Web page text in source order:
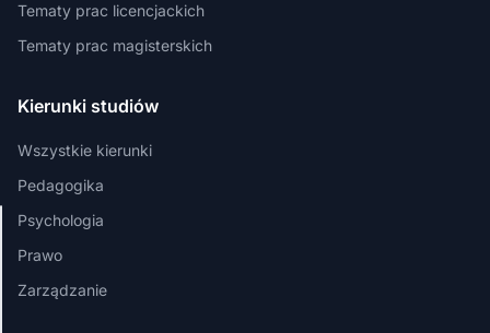
Tematy prac licencjackich
Tematy prac magisterskich
Kierunki studiów
Wszystkie kierunki
Pedagogika
Psychologia
Prawo
Zarządzanie